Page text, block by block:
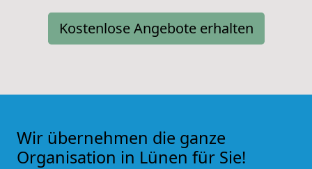
Kostenlose Angebote erhalten
Wir übernehmen die ganze
Organisation in Lünen für Sie!